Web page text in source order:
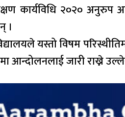
कार्यविधि २०२० अनुरुप
।
यस्तो विषम
आन्दोलनलाई जारी राख्ने